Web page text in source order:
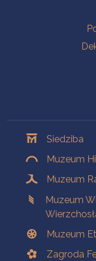
Siedziba
Muzeum
Muzeum
Muzeum
Muzeum
Zagroda